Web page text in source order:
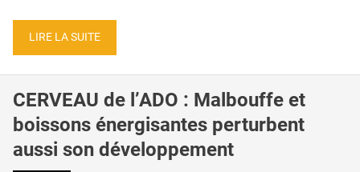
LIRE LA SUITE
CERVEAU de l’ADO : Malbouffe et
boissons énergisantes perturbent
aussi son développement